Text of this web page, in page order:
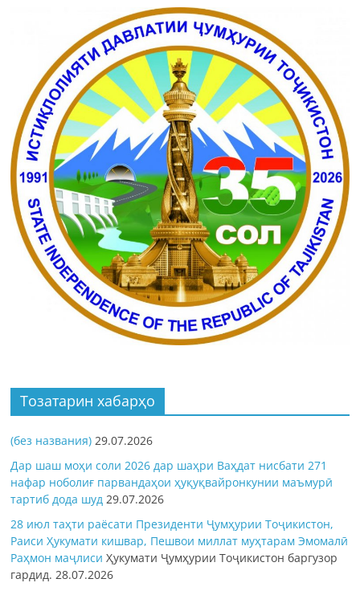
Тозатарин хабарҳо
(без названия) 29.07.2026
Дар шаш моҳи соли 2026 дар шаҳри Ваҳдат нисбати 271
нафар ноболиғ парвандаҳои ҳуқуқвайронкунии маъмурӣ
тартиб дода шуд 29.07.2026
28 июл таҳти раёсати Президенти Ҷумҳурии Тоҷикистон,
Раиси Ҳукумати кишвар, Пешвои миллат муҳтарам Эмомалӣ
Раҳмон маҷлисиҲукумати Ҷумҳурии Тоҷикистон баргузор
гардид.28.07.2026